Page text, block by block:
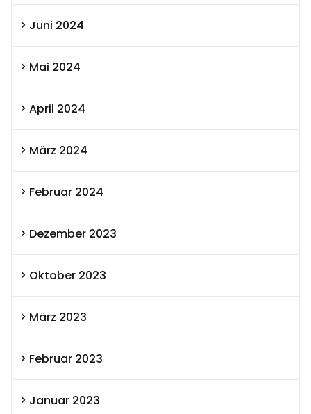
Juni 2024
Mai 2024
April 2024
März 2024
Februar 2024
Dezember 2023
Oktober 2023
März 2023
Februar 2023
Januar 2023